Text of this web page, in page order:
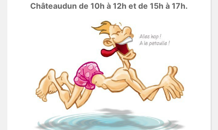
Châteaudun de 10h à 12h et de 15h à 17h.